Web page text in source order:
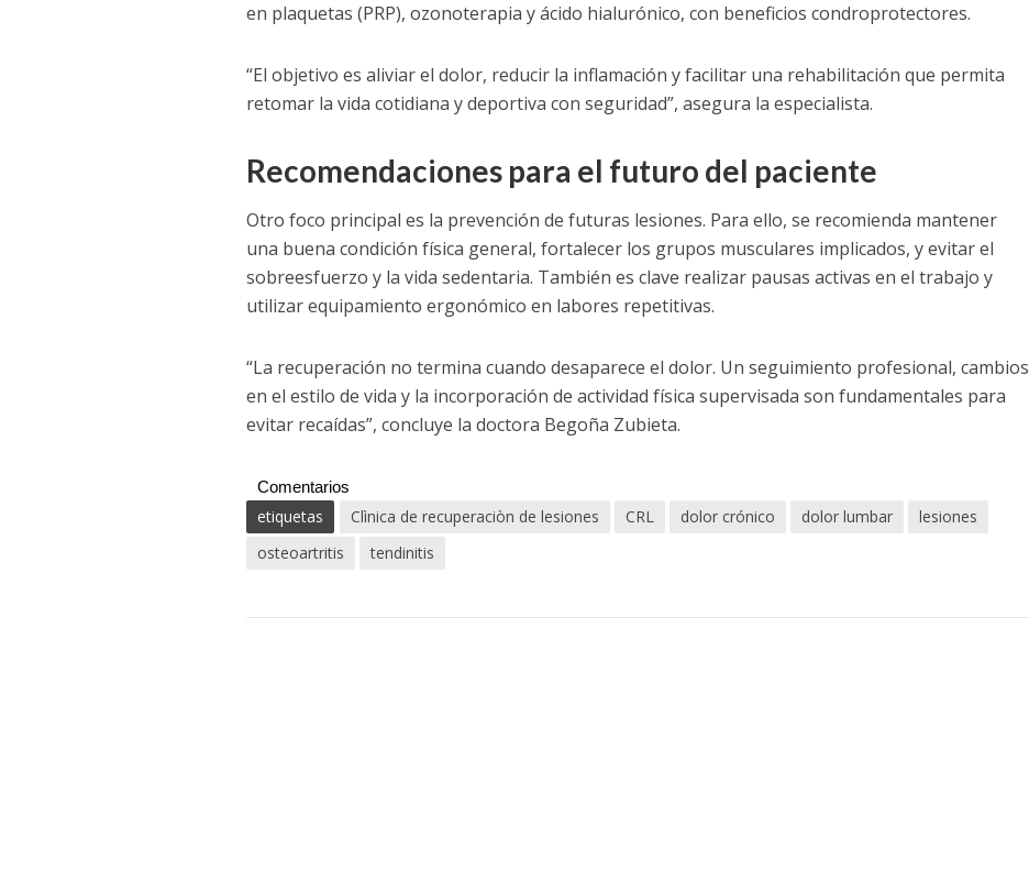
en plaquetas (PRP), ozonoterapia y ácido hialurónico, con beneficios condroprotectores.
“El objetivo es aliviar el dolor, reducir la inflamación y facilitar una rehabilitación que permita
retomar la vida cotidiana y deportiva con seguridad”, asegura la especialista.
Recomendaciones para el futuro del paciente
Otro foco principal es la prevención de futuras lesiones. Para ello, se recomienda mantener
una buena condición física general, fortalecer los grupos musculares implicados, y evitar el
sobreesfuerzo y la vida sedentaria. También es clave realizar pausas activas en el trabajo y
utilizar equipamiento ergonómico en labores repetitivas.​
“La recuperación no termina cuando desaparece el dolor. Un seguimiento profesional, cambios
en el estilo de vida y la incorporación de actividad física supervisada son fundamentales para
evitar recaídas”, concluye la doctora Begoña Zubieta.
Comentarios
etiquetas Clìnica de recuperaciòn de lesiones CRL dolor crónico dolor lumbar
lesiones
osteoartritis
tendinitis